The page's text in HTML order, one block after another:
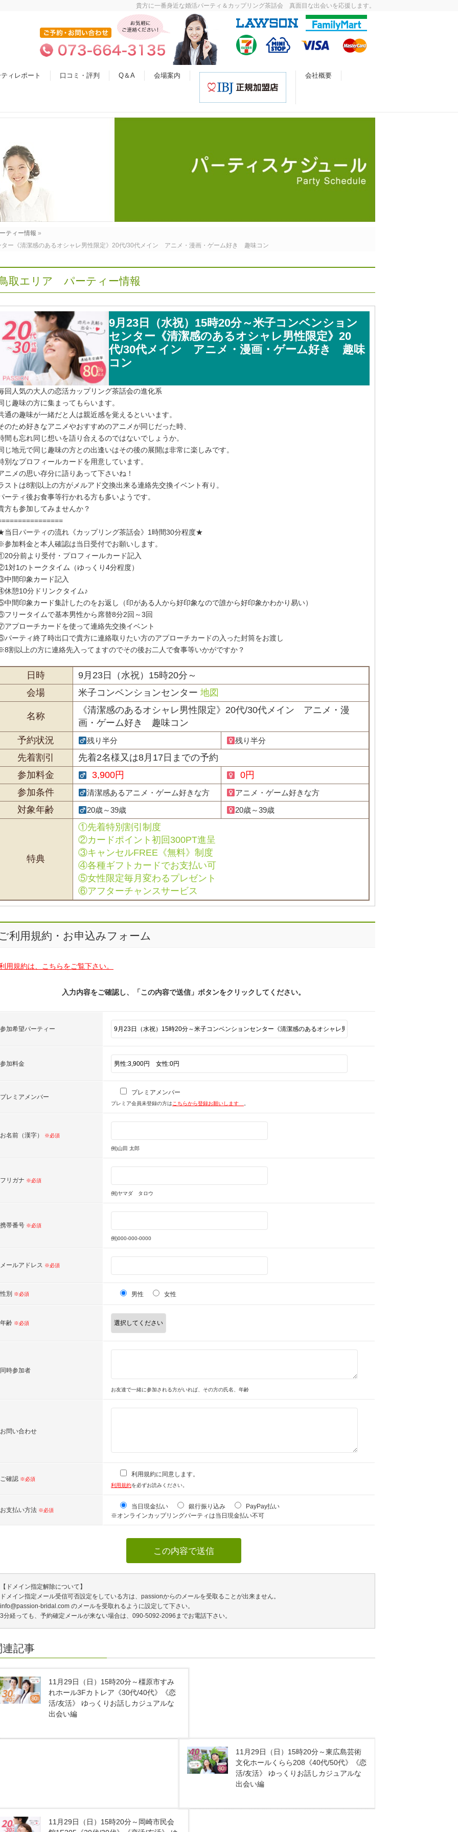
貴方に一番身近な婚活パーティ＆カップリング茶話会 真面目な出会いを応援します。
ィレポート 口コミ・評判 Q＆A 会場案内 会社概要
ティー情報 »
ー《清潔感のあるオシャレ男性限定》20代/30代メイン アニメ・漫画・ゲーム好き 趣味コン
取エリア パーティー情報
9月23日（水祝）15時20分～米子コンベンション
センター《清潔感のあるオシャレ男性限定》20
代/30代メイン アニメ・漫画・ゲーム好き 趣味
コン
回人気の大人の恋活カップリング茶話会の進化系
じ趣味の方に集まってもらいます。
通の趣味が一緒だと人は親近感を覚えるといいます。
のため好きなアニメやおすすめのアニメが同じだった時、
間も忘れ同じ想いを語り合えるのではないでしょうか。
じ地元で同じ趣味の方との出逢いはその後の展開は非常に楽しみです。
別なプロフィールカードを用意しています。
ニメの思い存分に語りあって下さいね！
ストは8割以上の方がメルアド交換出来る連絡先交換イベント有り。
ーティ後お食事等行かれる方も多いようです。
方も参加してみませんか？
当日パーティの流れ《カップリング茶話会》1時間30分程度★
参加料金と本人確認は当日受付でお願いします。
分前より受付・プロフィールカード記入
対1のトークタイム（ゆっくり4分程度）
中間印象カード記入
休憩10分ドリンクタイム♪
中間印象カード集計したのをお返し（印がある人から好印象なので誰から好印象かわかり易い）
フリータイムで基本男性から席替8分2回～3回
アプローチカードを使って連絡先交換イベント
パーティ終了時出口で貴方に連絡取りたい方のアプローチカードの入った封筒をお渡し
割以上の方に連絡先入ってますのでその後お二人で食事等いかがですか？
日時
9月23日（水祝）15時20分～
会場
米子コンベンションセンター 地図
名称
《清潔感のあるオシャレ男性限定》20代/30代メイン アニメ・漫
画・ゲーム好き 趣味コン
予約状況
残り半分 残り半分
先着割引
先着2名様又は8月17日までの予約
参加料金
3,900円
0円
参加条件
清潔感あるアニメ・ゲーム好きな方 アニメ・ゲーム好きな方
対象年齢 20歳～39歳 20歳～39歳
特典
①先着特別割引制度
②カードポイント初回300PT進呈
③キャンセルFREE《無料》制度
④各種ギフトカードでお支払い可
⑤女性限定毎月変わるプレゼント
⑥アフターチャンスサービス
利用規約・お申込みフォーム
用規約は、こちらをご覧下さい。
入力内容をご確認し、「この内容で送信」ボタンをクリックしてください。
参加希望パーティー
参加料金
プレミアメンバー
プレミアメンバー
プレミア会員未登録の方はこちらから登録お願いします 。
お名前（漢字） ※必須
例)山田 太郎
フリガナ ※必須
例)ヤマダ タロウ
携帯番号 ※必須
例)000-000-0000
メールアドレス ※必須
性別 ※必須 男性 女性
年齢 ※必須
同時参加者
お友達で一緒に参加される方がいれば、その方の氏名、年齢
お問い合わせ
ご確認 ※必須
利用規約に同意します。
利用規約を必ずお読みください。
お支払い方法 ※必須
当日現金払い 銀行振り込み
PayPay払い
※オンラインカップリングパーティは当日現金払い不可
【ドメイン指定解除について】
ドメイン指定メール受信可否設定をしている方は、passionからのメールを受取ることが出来ません。
info@passion-bridal.com のメールを受取れるように設定して下さい。
3分経っても、予約確定メールが来ない場合は、090-5092-2096までお電話下さい。
連記事
11月29日（日）15時20分～橿原市すみ
れホール3Fカトレア《30代/40代》《恋
活/友活》 ゆっくりお話しカジュアルな
出会い編
11月29日（日）15時20分～東広島芸術
文化ホールくらら208《40代/50代》《恋
活/友活》 ゆっくりお話しカジュアルな
出会い編
11月29日（日）15時20分～岡崎市民会